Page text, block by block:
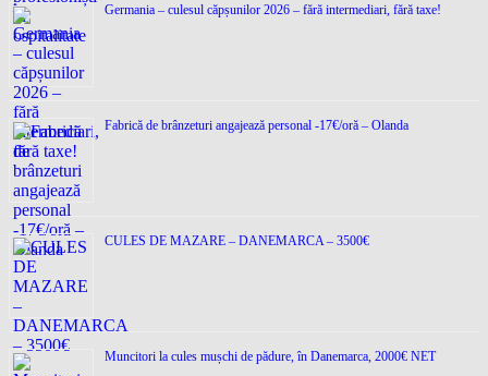
Germania – culesul căpșunilor 2026 – fără intermediari, fără taxe!
Fabrică de brânzeturi angajează personal -17€/oră – Olanda
CULES DE MAZARE – DANEMARCA – 3500€
Muncitori la cules mușchi de pădure, în Danemarca, 2000€ NET